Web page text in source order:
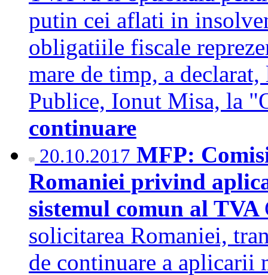
putin cei aflati in
obligatiile fiscale
mare de timp, a
Publice, Ionut Misa, la
continuare
20.10.2017 MFP:
Romaniei privind
sistemul comun al TVA
solicitarea Romaniei,
de continuare a aplicarii